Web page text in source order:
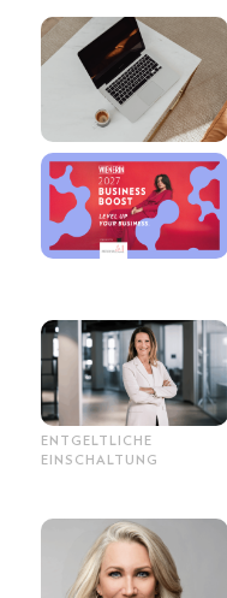
ENTGELTLICHE
EINSCHALTUNG